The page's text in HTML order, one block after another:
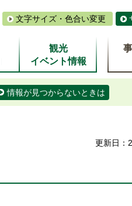
文字サイズ・色合い変更
観光
イベント情報
情報が見つからないときは
更新日：